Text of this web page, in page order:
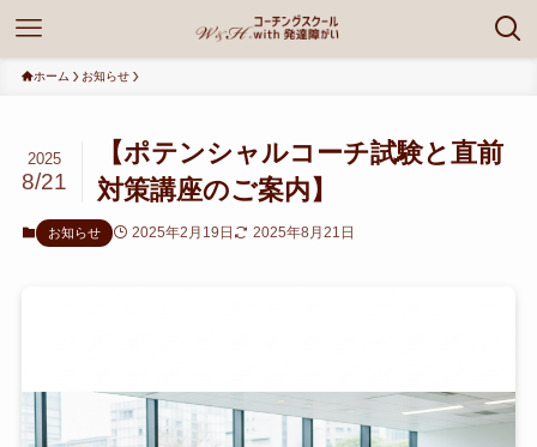
ホーム お知らせ
【ポテンシャルコーチ試験と直前
対策講座のご案内】
2025
8/21
お知らせ 2025年2月19日 2025年8月21日